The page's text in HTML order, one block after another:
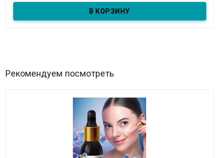
Бальзам-спрей "При насморке, гайморите" 10мл
Рекомендуем посмотреть